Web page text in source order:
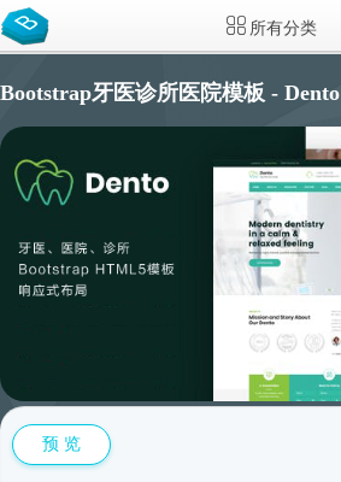
所有分类
Bootstrap牙医诊所医院模板 - Dento
预 览